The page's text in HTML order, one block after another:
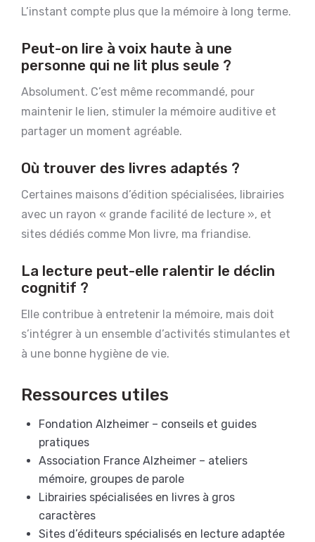
L’instant compte plus que la mémoire à long terme.
Peut-on lire à voix haute à une
personne qui ne lit plus seule ?
Absolument. C’est même recommandé, pour
maintenir le lien, stimuler la mémoire auditive et
partager un moment agréable.
Où trouver des livres adaptés ?
Certaines maisons d’édition spécialisées, librairies
avec un rayon « grande facilité de lecture », et
sites dédiés comme Mon livre, ma friandise.
La lecture peut-elle ralentir le déclin
cognitif ?
Elle contribue à entretenir la mémoire, mais doit
s’intégrer à un ensemble d’activités stimulantes et
à une bonne hygiène de vie.
Ressources utiles
Fondation Alzheimer – conseils et guides
pratiques
Association France Alzheimer – ateliers
mémoire, groupes de parole
Librairies spécialisées en livres à gros
caractères
Sites d’éditeurs spécialisés en lecture adaptée